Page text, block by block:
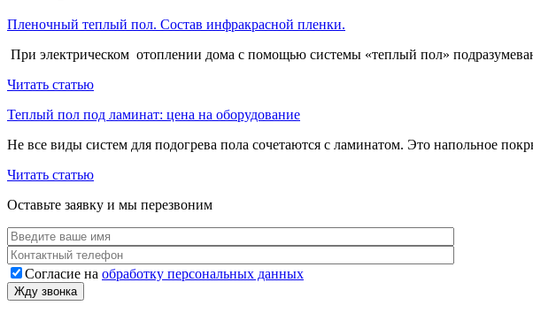
Пленочный теплый пол. Состав инфракрасной пленки.
При электрическом отоплении дома с помощью системы «теплый пол»
Читать статью
Теплый пол под ламинат: цена на оборудование
Не все виды систем для подогрева пола сочетаются с ламинатом. Это напольное
Читать статью
Оставьте заявку и мы перезвоним
Согласие на обработку персональных данных
Согласие*
Жду звонка